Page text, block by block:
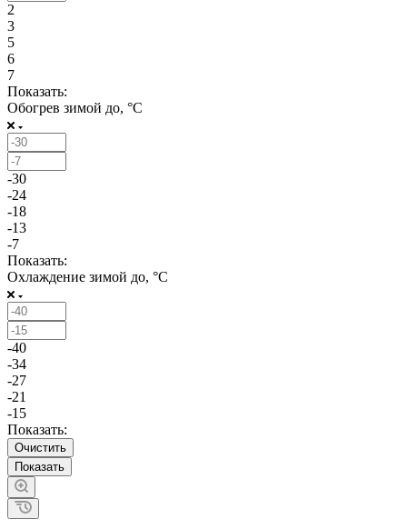
2
3
5
6
7
Показать:
Обогрев зимой до, °С
-30
-24
-18
-13
-7
Показать:
Охлаждение зимой до, °С
-40
-34
-27
-21
-15
Показать:
Очистить